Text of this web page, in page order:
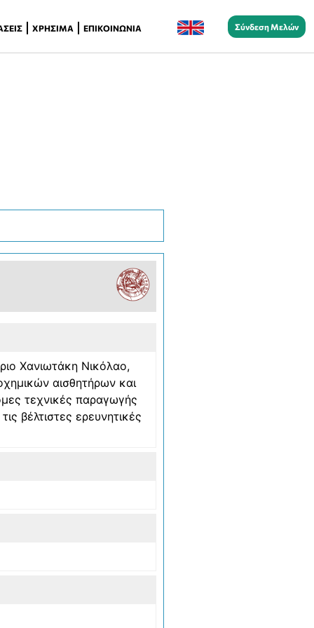
ΧΡΉΣΙΜΑ ΕΠΙΚΟΙΝΩΝΊΑ Σύνδεση Μελών
Χανιωτάκη Νικόλαο,
αισθητήρων και
τεχνικές παραγωγής
βέλτιστες ερευνητικές